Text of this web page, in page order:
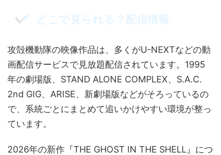
どこで見られる？配信情報
攻殻機動隊の映像作品は、多くがU-NEXTなどの動
画配信サービスで見放題配信されています。1995
年の劇場版、STAND ALONE COMPLEX、S.A.C.
2nd GIG、ARISE、新劇場版などがそろっているの
で、系統ごとにまとめて追いかけやすい環境が整っ
ています。
2026年の新作『THE GHOST IN THE SHELL』につ